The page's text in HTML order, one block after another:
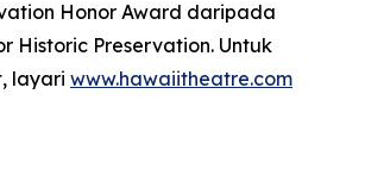
Honor Award daripada
Historic Preservation. Untuk
layari www.hawaiitheatre.com